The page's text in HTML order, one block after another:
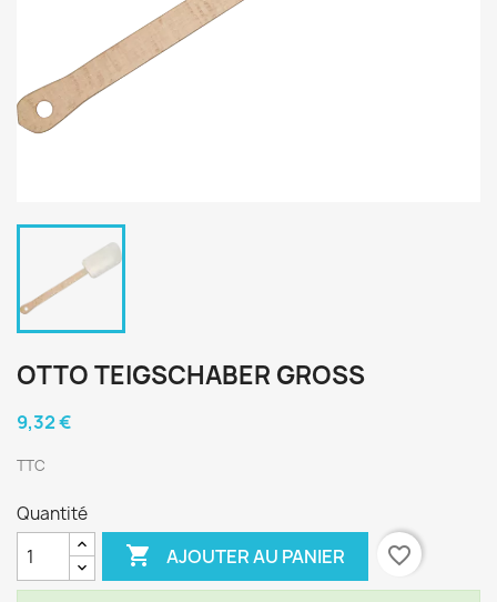
OTTO TEIGSCHABER GROSS
9,32 €
TTC
Quantité
 AJOUTER AU PANIER favorite_border